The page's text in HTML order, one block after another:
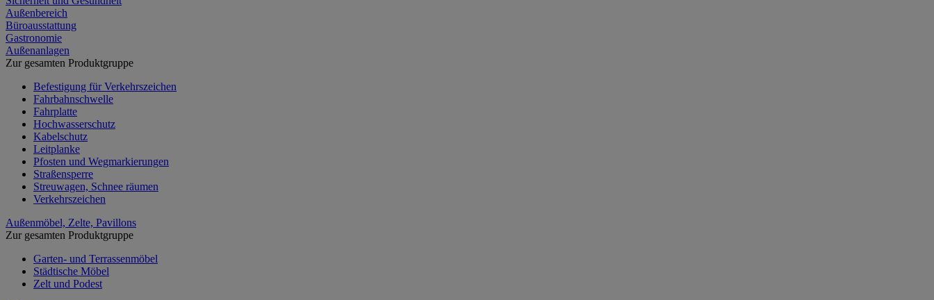
Außenbereich
Büroausstattung
Gastronomie
Außenanlagen
Zur gesamten Produktgruppe
Befestigung für Verkehrszeichen
Fahrbahnschwelle
Fahrplatte
Hochwasserschutz
Kabelschutz
Leitplanke
Pfosten und Wegmarkierungen
Straßensperre
Streuwagen, Schnee räumen
Verkehrszeichen
Außenmöbel, Zelte, Pavillons
Zur gesamten Produktgruppe
Garten- und Terrassenmöbel
Städtische Möbel
Zelt und Podest